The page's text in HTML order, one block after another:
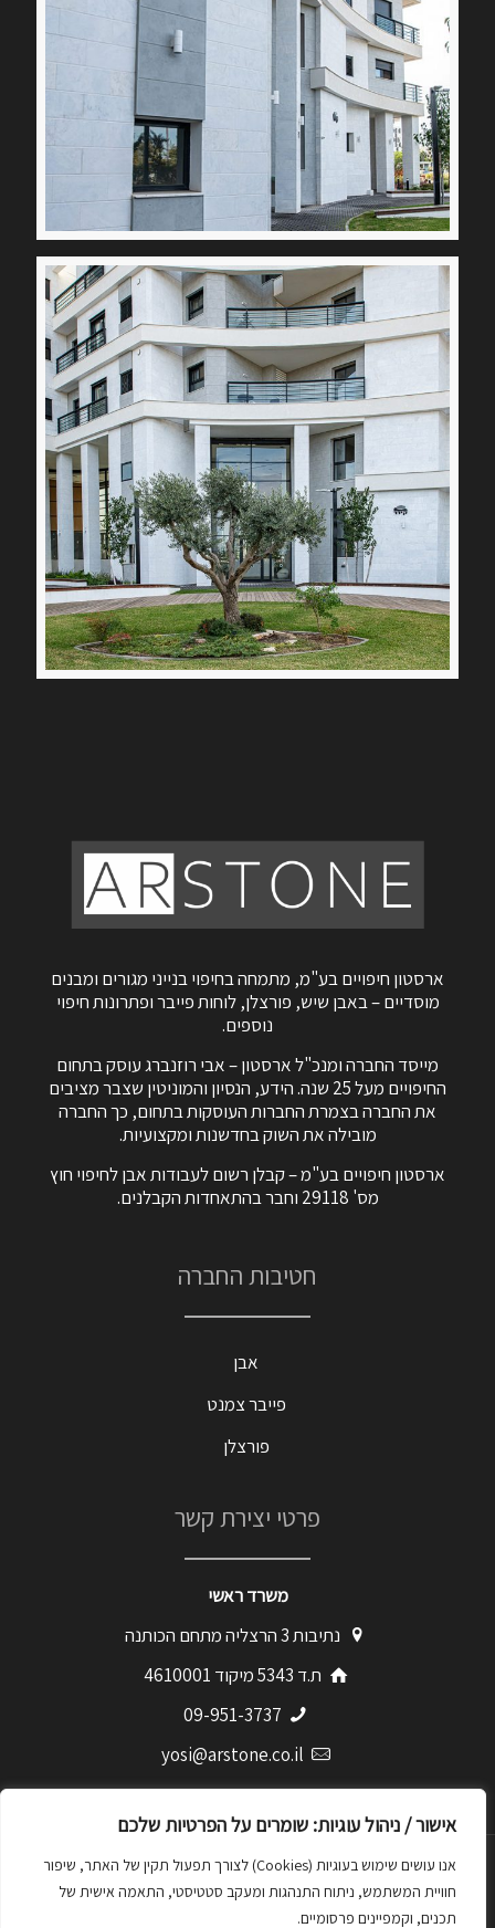
אישור / ניהול עוגיות: שומרים על הפרטיות שלכם
אנו עושים שימוש בעוגיות (Cookies) לצורך תפעול תקין של האתר, שיפור
חוויית המשתמש, ניתוח התנהגות ומעקב סטטיסטי, התאמה אישית של
תכנים, וקמפיינים פרסומיים.
ארסטון חיפויים בע"מ, מתמחה בחיפוי בנייני מגורים ומבנים
מוסדיים – באבן שיש, פורצלן, לוחות פייבר ופתרונות חיפוי
נוספים.
מייסד החברה ומנכ"ל ארסטון – אבי רוזנברג עוסק בתחום
החיפויים מעל 25 שנה. הידע, הנסיון והמוניטין שצבר מציבים
את החברה בצמרת החברות העוסקות בתחום, כך החברה
מובילה את השוק בחדשנות ומקצועיות.
ארסטון חיפויים בע"מ – קבלן רשום לעבודות אבן לחיפוי חוץ
מס' 29118 וחבר בהתאחדות הקבלנים.
חטיבות החברה
אבן
פייבר צמנט
פורצלן
פרטי יצירת קשר
משרד ראשי
נתיבות 3 הרצליה מתחם הכותנה
ת.ד 5343 מיקוד 4610001
09-951-3737
yosi@arstone.co.il
מדיניות הפרטיות